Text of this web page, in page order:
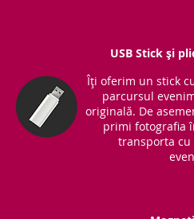
USB Stick și
Îți oferim un stick
parcursul
originală. De
primi fotografia
transporta cu